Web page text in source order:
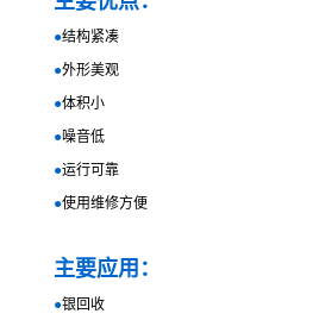
●结构紧凑
●外形美观
●体积小
●噪音低
●运行可靠
●使用维修方便
主要应用：
●银回收